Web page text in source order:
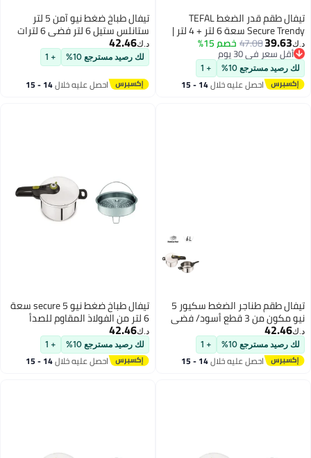
تيفال طقم قدر الضغط TEFAL
Secure Trendy سعة 6 لتر + 4 لتر |
جذاب |
مع الحث |
ضمان لمدة سنتين | P2584300 من
خصم 15%
+ 1
خلال 14 - 15
تيفال طباخ ضغط نيو آمن 5 لتر
ستانلس ستيل 6 لتر فضي 6 لترات
د.ك‏ 42.46
لك رصيد مسترجع 10% + 1
احصل عليه خلال 14 - 15
تيفال طقم طناجر الضغط سكيور 5
+ 1
خلال 14 - 15
تيفال طباخ ضغط نيو secure 5 سعة
6 لتر من الفولاذ المقاوم للصدأ
P2530752 فضي 6 لتر
42.46
لك رصيد مسترجع 10% + 1
احصل عليه خلال 14 - 15